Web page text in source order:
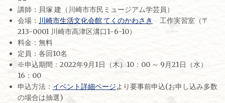
講師：貝塚 建（川崎市市民ミュージアム学芸員）
会場： 川崎市生活文化会館 てくのかわさき 工作実習室（〒
213-0001 川崎市高津区溝口1-6-10）
料金：無料
定員：各回10名
※申込期間：2022年9月1日（木）10：00 ～ 9月21日（水）
16：00
申込方法： イベント詳細ページより要事前申込(お申し込み多数
の場合は抽選)